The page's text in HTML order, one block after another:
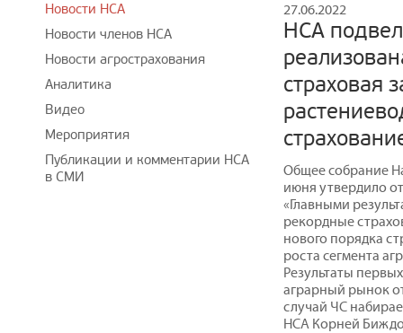
27.06.2022
НСА
страховая
Общее собрание
июня утвердило
«Главными
рекордные
нового порядка
роста сегмента
Результаты
аграрный рынок
случай ЧС
НСА Корней
Новости НСА
Новости членов НСА
Новости агрострахования
Аналитика
Видео
Мероприятия
Публикации и комментарии НСА
в СМИ